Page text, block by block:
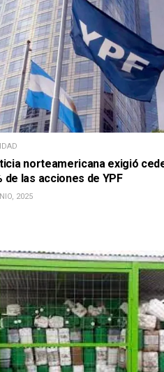
norteamericana exigió
de las acciones de YPF
2025